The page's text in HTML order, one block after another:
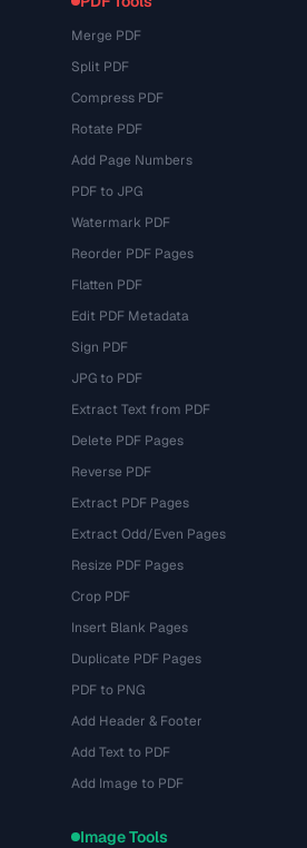
Merge PDF
Split PDF
Compress PDF
Rotate PDF
Add Page Numbers
PDF to JPG
Watermark PDF
Reorder PDF Pages
Flatten PDF
Edit PDF Metadata
Sign PDF
JPG to PDF
Extract Text from PDF
Delete PDF Pages
Reverse PDF
Extract PDF Pages
Extract Odd/Even Pages
Resize PDF Pages
Crop PDF
Insert Blank Pages
Duplicate PDF Pages
PDF to PNG
Add Header & Footer
Add Text to PDF
Add Image to PDF
Image Tools